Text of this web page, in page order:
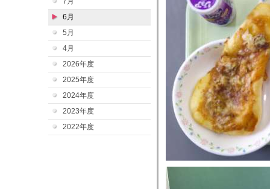
6月
5月
4月
2026年度
2025年度
2024年度
2023年度
2022年度